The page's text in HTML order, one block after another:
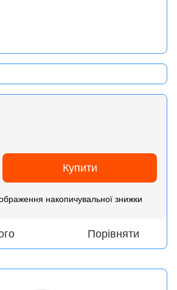
Купити
накопичувальної знижки
Порівняти